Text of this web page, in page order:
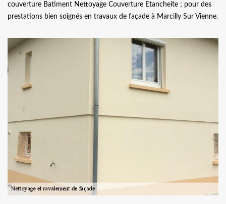
couverture Batiment Nettoyage Couverture Etancheite ; pour des
prestations bien soignés en travaux de façade à Marcilly Sur Vienne.